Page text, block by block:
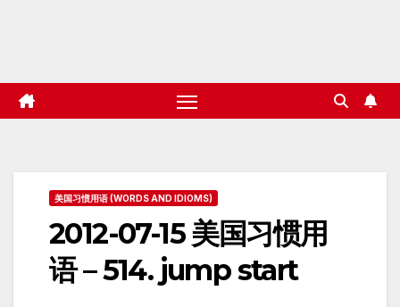
美国习惯用语 (WORDS AND IDIOMS)
2012-07-15 美国习惯用
语 – 514. jump start